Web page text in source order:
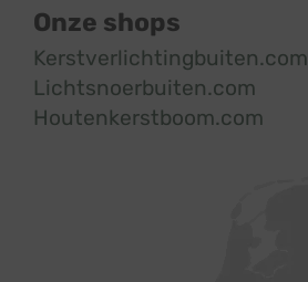
Onze shops
Kerstverlichtingbuiten.com
Lichtsnoerbuiten.com
Houtenkerstboom.com